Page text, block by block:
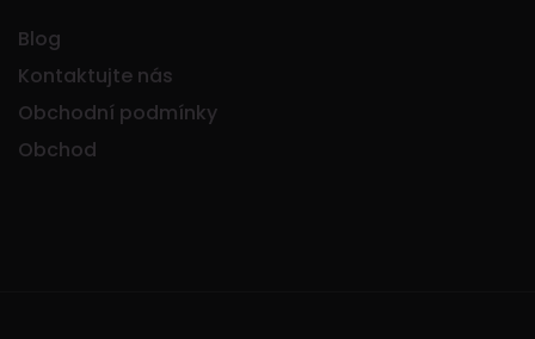
Blog
Kontaktujte nás
Obchodní podmínky
Obchod